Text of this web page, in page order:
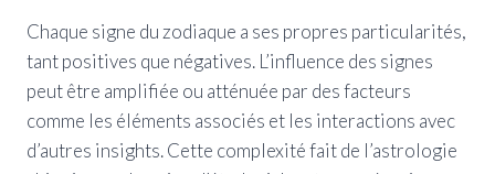
Chaque signe du zodiaque a ses propres particularités,
tant positives que négatives. L’influence des signes
peut être amplifiée ou atténuée par des facteurs
comme les éléments associés et les interactions avec
d’autres insights. Cette complexité fait de l’astrologie